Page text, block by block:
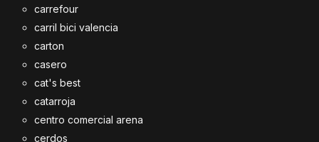
carrefour
carril bici valencia
carton
casero
cat's best
catarroja
centro comercial arena
cerdos